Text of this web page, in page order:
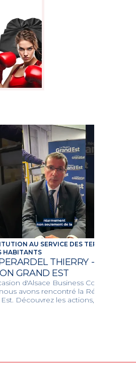
AU SERVICE DES TERRITOIRES
HABITANTS
THIERRY -
GRAND EST
d'Alsace Business Connect
avons rencontré la Région
Découvrez les actions, les